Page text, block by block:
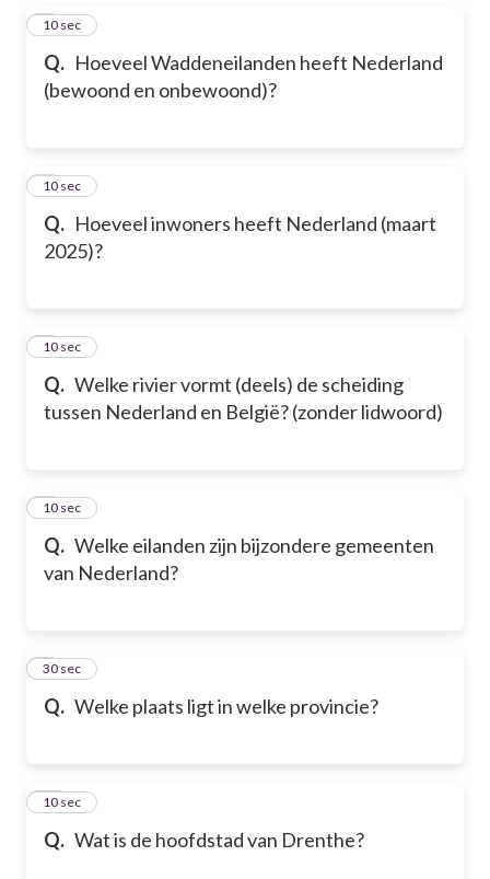
Q. Hoeveel Waddeneilanden heeft Nederland
(bewoond en onbewoond)?
510 sec
Q. Hoeveel inwoners heeft Nederland (maart
2025)?
610 sec
Q. Welke rivier vormt (deels) de scheiding
tussen Nederland en België? (zonder lidwoord)
710 sec
Q. Welke eilanden zijn bijzondere gemeenten
van Nederland?
810 sec
Q. Welke plaats ligt in welke provincie?
9
30 sec
Q. Wat is de hoofdstad van Drenthe?
10
10 sec